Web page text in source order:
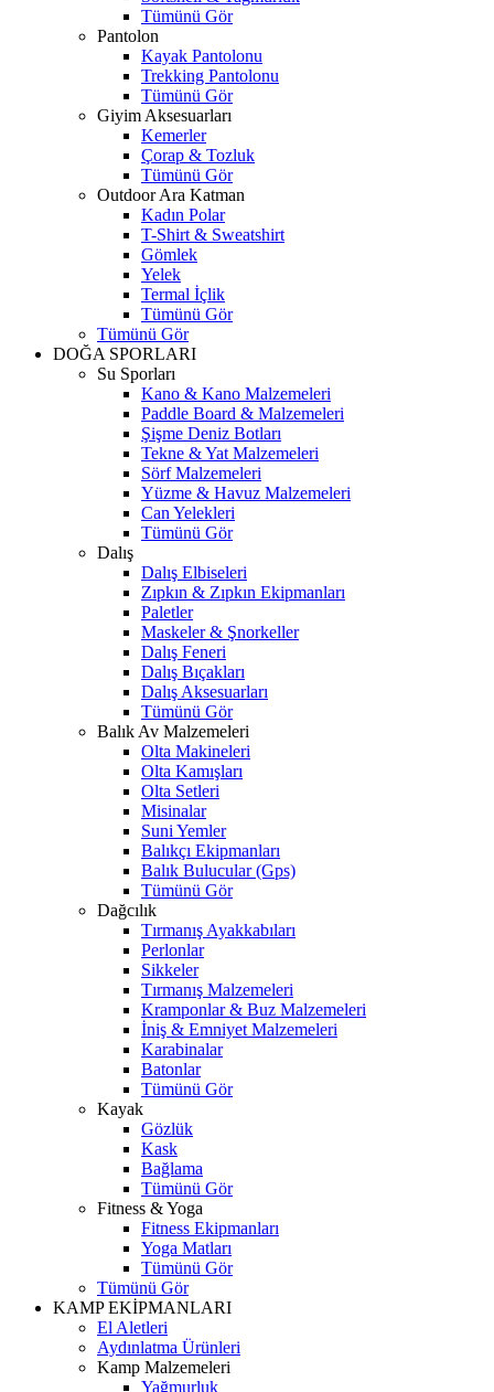
Tümünü Gör
Pantolon
Kayak Pantolonu
Trekking Pantolonu
Tümünü Gör
Giyim Aksesuarları
Kemerler
Çorap & Tozluk
Tümünü Gör
Outdoor Ara Katman
Kadın Polar
T-Shirt & Sweatshirt
Gömlek
Yelek
Termal İçlik
Tümünü Gör
Tümünü Gör
DOĞA SPORLARI
Su Sporları
Kano & Kano Malzemeleri
Paddle Board & Malzemeleri
Şişme Deniz Botları
Tekne & Yat Malzemeleri
Sörf Malzemeleri
Yüzme & Havuz Malzemeleri
Can Yelekleri
Tümünü Gör
Dalış
Dalış Elbiseleri
Zıpkın & Zıpkın Ekipmanları
Paletler
Maskeler & Şnorkeller
Dalış Feneri
Dalış Bıçakları
Dalış Aksesuarları
Tümünü Gör
Balık Av Malzemeleri
Olta Makineleri
Olta Kamışları
Olta Setleri
Misinalar
Suni Yemler
Balıkçı Ekipmanları
Balık Bulucular (Gps)
Tümünü Gör
Dağcılık
Tırmanış Ayakkabıları
Perlonlar
Sikkeler
Tırmanış Malzemeleri
Kramponlar & Buz Malzemeleri
İniş & Emniyet Malzemeleri
Karabinalar
Batonlar
Tümünü Gör
Kayak
Gözlük
Kask
Bağlama
Tümünü Gör
Fitness & Yoga
Fitness Ekipmanları
Yoga Matları
Tümünü Gör
Tümünü Gör
KAMP EKİPMANLARI
El Aletleri
Aydınlatma Ürünleri
Kamp Malzemeleri
Yağmurluk